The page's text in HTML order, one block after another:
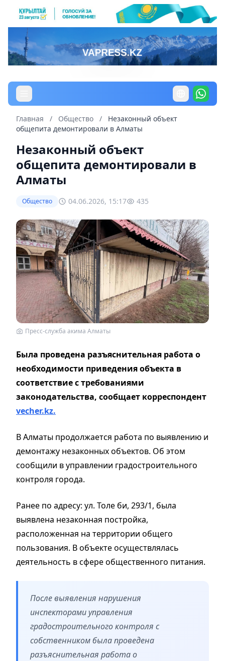
Главная / Общество /
Незаконный объект
общепита демонтировали в Алматы
Незаконный объект
общепита демонтировали в
Алматы
Общество 04.06.2026, 15:17 435
Пресс-служба акима Алматы
Была проведена разъяснительная работа о
необходимости приведения объекта в
соответствие с требованиями
законодательства, сообщает корреспондент
vecher.kz.
В Алматы продолжается работа по выявлению и
демонтажу незаконных объектов. Об этом
сообщили в управлении градостроительного
контроля города.
Ранее по адресу: ул. Толе би, 293/1, была
выявлена незаконная постройка,
расположенная на территории общего
пользования. В объекте осуществлялась
деятельность в сфере общественного питания.
После выявления нарушения
инспекторами управления
градостроительного контроля с
собственником была проведена
разъяснительная работа о